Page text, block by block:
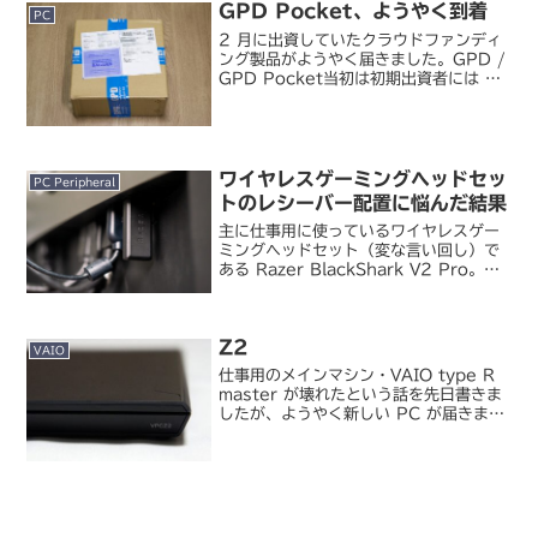
PC GPD Pocket、ようやく到着
2 月に出資していたクラウドファンディ
ング製品がようやく届きました。GPD /
GPD Pocket当初は初期出資者には 6
PC Peripheral
ワイヤレスゲーミングヘッドセッ
トのレシーバー配置に悩んだ結果
主に仕事用に使っているワイヤレスゲー
ミングヘッドセット（変な言い回し）で
ある Razer BlackShark V2 Pro。長
レ...
VAIO Z2
仕事用のメインマシン・VAIO type R
master が壊れたという話を先日書きま
したが、ようやく新しい PC が届きまし